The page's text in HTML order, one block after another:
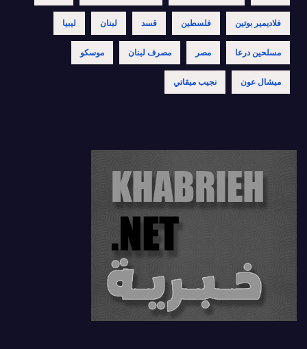
فلاديمير بوتين فلسطين قسد لبنان ليبيا
مسلحين درعا مصر مصرف لبنان موسكو
ميشال عون نجيب ميقاتي